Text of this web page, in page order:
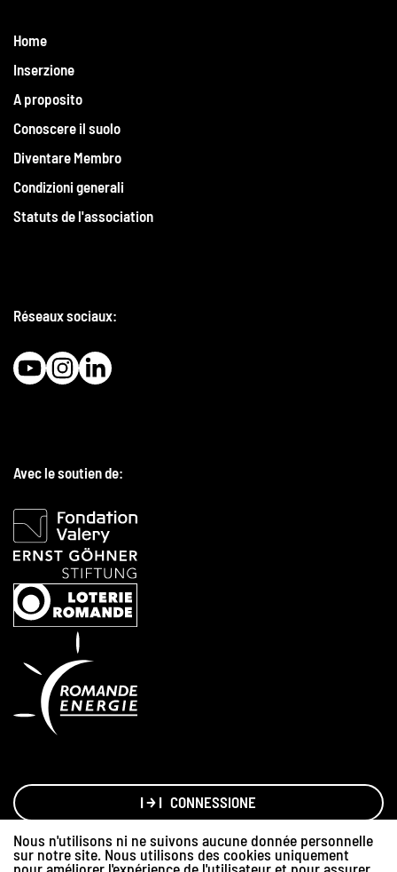
Nous n'utilisons ni ne suivons aucune donnée personnelle
sur notre site. Nous utilisons des cookies uniquement
Home
Inserzione
A proposito
Conoscere il suolo
Diventare Membro
Condizioni generali
Statuts de l'association
Réseaux sociaux:
Avec le soutien de:
CONNESSIONE
Made with love by Hawaii Interactive